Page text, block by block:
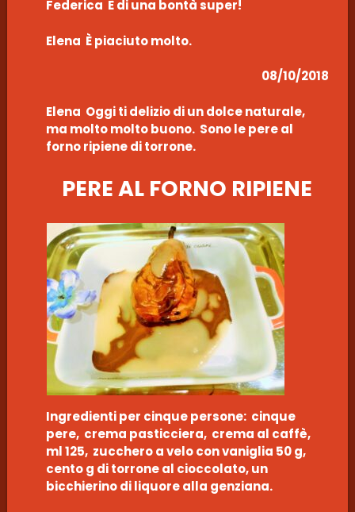
Federica È di una bontà super!
Elena È piaciuto molto.
08/10/2018
Elena Oggi ti delizio di un dolce naturale,
ma molto molto buono. Sono le pere al
forno ripiene di torrone.
PERE AL FORNO RIPIENE
Ingredienti per cinque persone: cinque
pere, crema pasticciera, crema al caffè,
ml 125, zucchero a velo con vaniglia 50 g,
cento g di torrone al cioccolato, un
bicchierino di liquore alla genziana.